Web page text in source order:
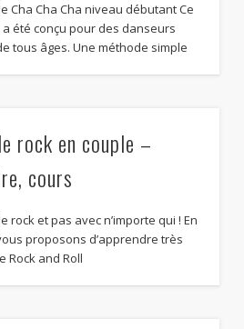
Cha Cha Cha niveau débutant Ce
été conçu pour des danseurs
tous âges. Une méthode simple
rock en couple –
cours
rock et pas avec n’importe qui ! En
proposons d’apprendre très
Rock and Roll